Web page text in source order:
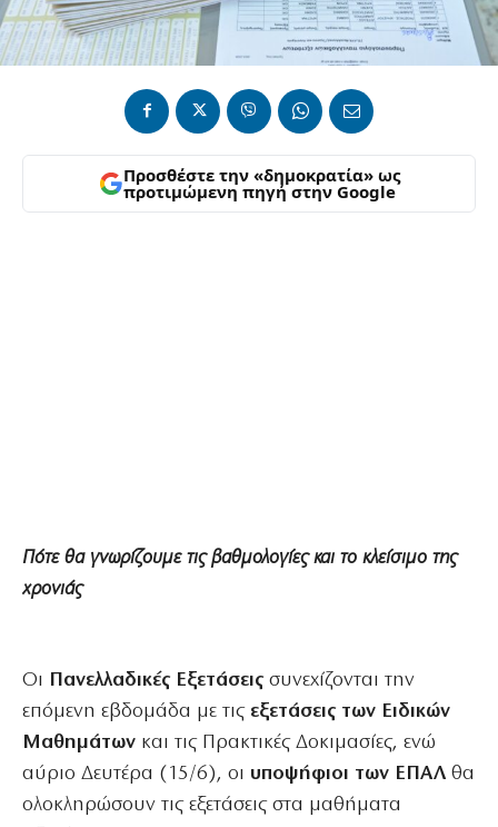
Προσθέστε την «δημοκρατία» ως
προτιμώμενη πηγή στην Google
Πότε θα γνωρίζουμε τις βαθμολογίες και το κλείσιμο της
χρονιάς
Οι Πανελλαδικές Εξετάσεις συνεχίζονται την
επόμενη εβδομάδα με τις εξετάσεις των Ειδικών
Μαθημάτων και τις Πρακτικές Δοκιμασίες, ενώ
αύριο Δευτέρα (15/6), οι υποψήφιοι των ΕΠΑΛ θα
ολοκληρώσουν τις εξετάσεις στα μαθήματα